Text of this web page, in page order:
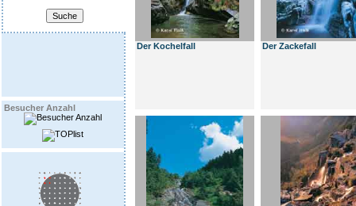
Besucher Anzahl
Der Kochelfall Der Zackefall